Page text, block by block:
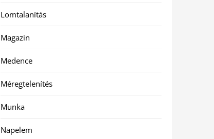
Lomtalanítás
Magazin
Medence
Méregtelenítés
Munka
Napelem